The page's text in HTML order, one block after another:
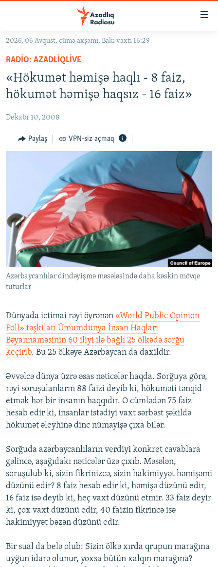
Əsas
qayıt
Əsas
naviqasiyaya
qayıt
Axtarışa
GÜNDƏM
#İZAHLA
KORRUPSIOMETR
FƏRQƏ BAX
QANUNI DOĞRU
MULTIMEDIA
FOTOQALEREYA
İNFOQRAFIKA
KARIKATURA
RADIO ARXIV
OXU ZALI
AZƏRBAYCAN ƏDƏBIYYATI KITABXANASI
İSLAM VƏ DEMOKRATIYA
İZ - MƏDƏNIYYƏT PROQRAMI
HAQQIMIZDA
MISSIYAMIZ
PEŞƏ ETIKASI VƏ JURNALISTIKA STANDARTLARIMIZ
MATERIALLARIMIZDAN ISTIFADƏ
AZADLIQRADIOSU MOBIL TELEFONUNUZDA
XƏBƏR BÜLLETENLƏRIMIZ
BIZI IZLƏ
RFE/RL-in bütün saytları
2026, 06 Avqust, cümə axşamı, Bakı vaxtı 16:29
RADIO: AZADLIQLIVE
«Hökumət həmişə haqlı - 8 faiz,
hökumət həmişə haqsız - 16 faiz»
Dekabr 10, 2008
Paylaş VPN-siz açmaq
Azərbaycanlılar dindəyişmə məsələsində daha kəskin mövqe
tuturlar
Dünyada ictimai rəyi öyrənən «World Public Opinion
Poll» təşkilatı Ümumdünya İnsan Haqları
Bəyannaməsinin 60 iliyi ilə bağlı 25 ölkədə sorğu
keçirib. Bu 25 ölkəyə Azərbaycan da daxildir.
Əvvəlcə dünya üzrə əsas nəticələr haqda. Sorğuya görə,
rəyi soruşulanların 88 faizi deyib ki, hökuməti tənqid
etmək hər bir insanın haqqıdır. O cümlədən 75 faiz
hesab edir ki, insanlar istədiyi vaxt sərbəst şəkildə
hökumət əleyhinə dinc nümayişə çıxa bilər.
Sorğuda azərbaycanlıların verdiyi konkret cavablara
gəlincə, aşağıdakı nəticələr üzə çıxıb. Məsələn,
soruşulub ki, sizin fikrinizcə, sizin hakimiyyət həmişəmi
düzünü edir? 8 faiz hesab edir ki, həmişə düzünü edir,
16 faiz isə deyib ki, heç vaxt düzünü etmir. 33 faiz deyir
ki, çox vaxt düzünü edir, 40 faizin fikrincə isə
hakimiyyət bəzən düzünü edir.
Bir sual da belə olub: Sizin ölkə xırda qrupun marağına
uyğun idarə olunur, yoxsa bütün xalqın marağına?